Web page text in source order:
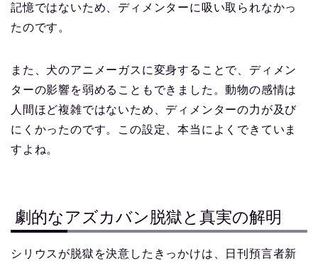
記憶ではないため、ディメンターに吸い取られなかっ
たのです。
また、犬のアニメーガスに変身することで、ディメン
ターの影響を弱めることもできました。動物の感情は
人間ほど複雑ではないため、ディメンターの力が及び
にくかったのです。この設定、本当によくできていま
すよね。
劇的なアズカバン脱獄と真実の解明
シリウスが脱獄を決意したきっかけは、日刊預言者新